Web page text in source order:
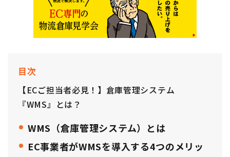
目次
【ECご担当者必見！】倉庫管理システム
『WMS』とは？
WMS（倉庫管理システム）とは
EC事業者がWMSを導入する4つのメリッ